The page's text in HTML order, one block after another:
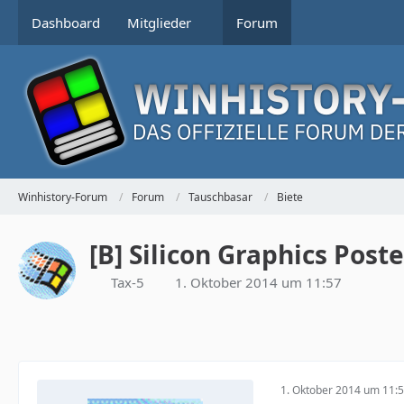
Dashboard Mitglieder Forum
Winhistory-Forum Forum Tauschbasar Biete
[B] Silicon Graphics
Tax-5 1. Oktober 2014 um 11:57
1. Oktober 2014 um